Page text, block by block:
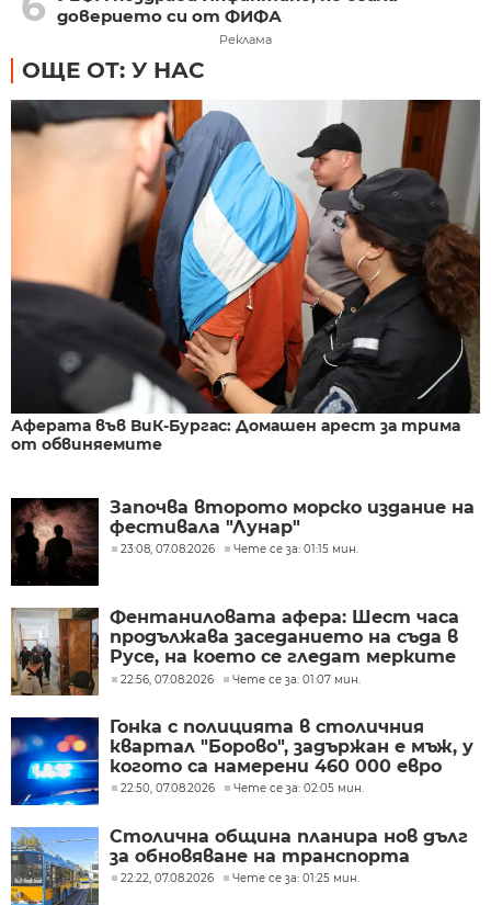
доверието си от ФИФА
Реклама
ОЩЕ ОТ: У НАС
Аферата във ВиК-Бургас: Домашен арест за трима
от обвиняемите
Започва второто морско издание на
фестивала "Лунар"
23:08, 07.08.2026 Чете се за: 01:15 мин.
Фентаниловата афера: Шест часа
продължава заседанието на съда в
Русе, на което се гледат мерките
на задържаните
22:56, 07.08.2026 Чете се за: 01:07 мин.
Гонка с полицията в столичния
квартал "Борово", задържан е мъж, у
когото са намерени 460 000 евро
22:50, 07.08.2026 Чете се за: 02:05 мин.
Столична община планира нов дълг
за обновяване на транспорта
22:22, 07.08.2026 Чете се за: 01:25 мин.